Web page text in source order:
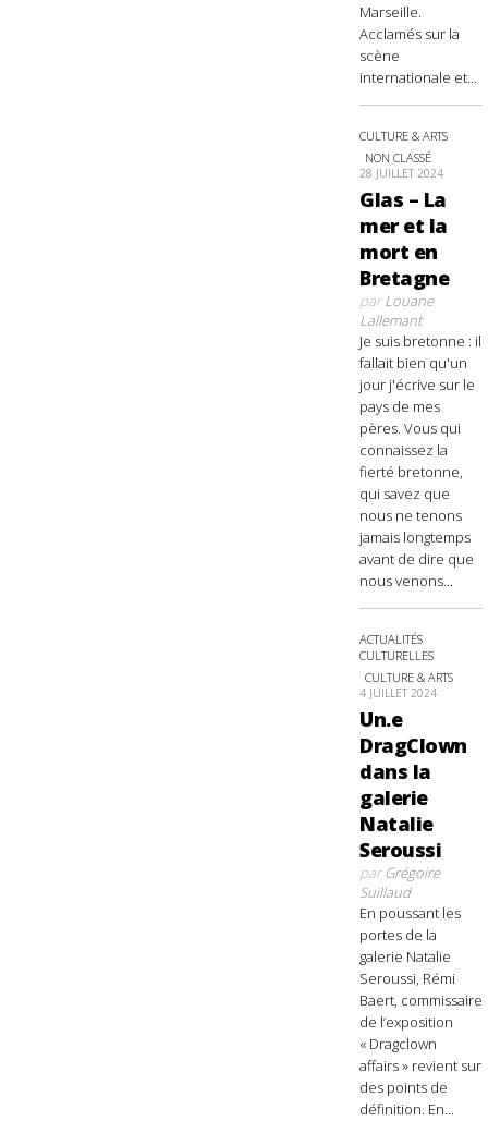
Marseille.
Acclamés sur la
scène
internationale et...
CULTURE & ARTS
NON CLASSÉ
28 JUILLET 2024
Glas – La
mer et la
mort en
Bretagne
parLouane
Lallemant
Je suis bretonne : il
fallait bien qu'un
jour j'écrive sur le
pays de mes
pères. Vous qui
connaissez la
fierté bretonne,
qui savez que
nous ne tenons
jamais longtemps
avant de dire que
nous venons...
ACTUALITÉS
CULTURELLES
CULTURE & ARTS
4 JUILLET 2024
Un.e
DragClown
dans la
galerie
Natalie
Seroussi
parGrégoire
Suillaud
En poussant les
portes de la
galerie Natalie
Seroussi, Rémi
Baert, commissaire
de l’exposition
« Dragclown
affairs » revient sur
des points de
définition. En...